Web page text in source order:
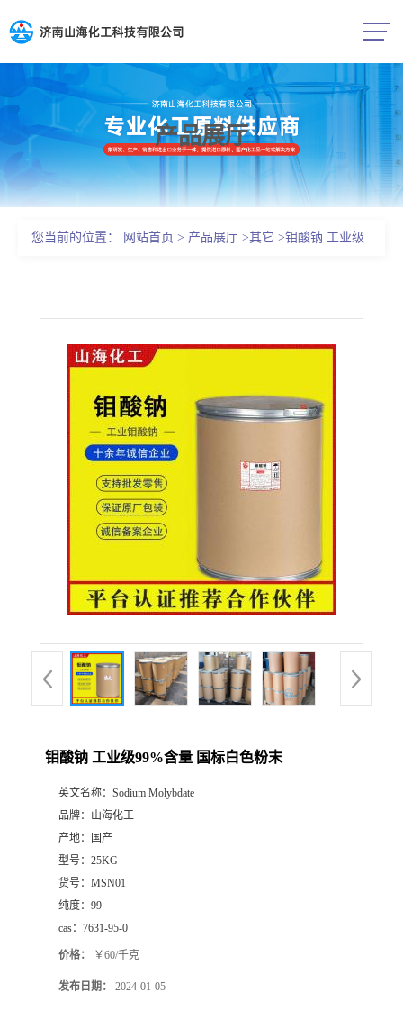
公司首页
产品展厅
证书荣誉
产品展厅
您当前的位置： 网站首页 > 产品展厅 >其它 >钼酸钠 工业级
钼酸钠 工业级99%含量 国标白色粉末
英文名称： Sodium Molybdate
品牌： 山海化工
产地：
国产
型号： 25KG
货号： MSN01
纯度： 99
cas： 7631-95-0
价格： ￥60/千克
发布日期： 2024-01-05